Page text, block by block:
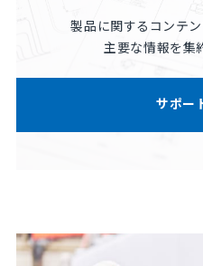
製品に関するコンテ
主要な情報を集
サポー